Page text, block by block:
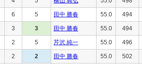
6 5 田中 勝春 55.0 494
3 3 田中 勝春 55.0 494
2 5 芹沢 純一 55.0 496
2 2 田中 勝春 55.0 502